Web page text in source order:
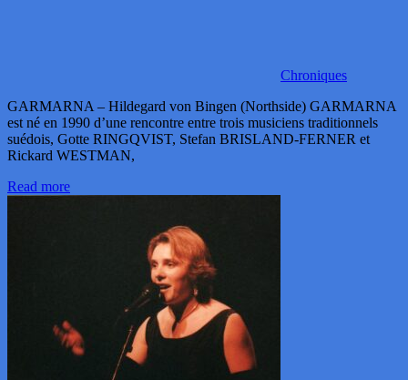
Chroniques
GARMARNA – Hildegard von Bingen (Northside) GARMARNA
est né en 1990 d’une rencontre entre trois musiciens traditionnels
suédois, Gotte RINGQVIST, Stefan BRISLAND-FERNER et
Rickard WESTMAN,
Read more